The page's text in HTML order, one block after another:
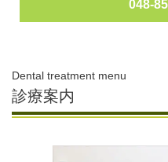
048-
Dental treatment menu
診療案内